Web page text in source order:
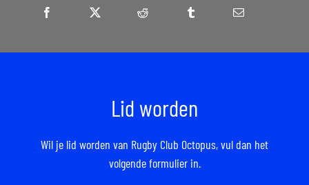
Lid worden
Wil je lid worden van Rugby Club Octopus,vul dan het
volgende formulier in.